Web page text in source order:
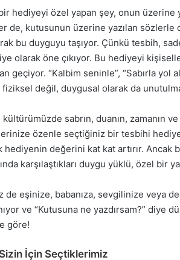
hediyeyi özel yapan şey, onun
de, kutusunun üzerine yazılan sözlerle
bu duyguyu taşıyor. Çünkü tesbih,
olarak öne çıkıyor. Bu hediyeyi
geçiyor. “Kalbim seninle”, “Sabırla
değil, duygusal olarak da
sabrın, duanın, zamanın
özenle seçtiğiniz bir tesbihi
hediyenin değerini kat kat artırır. Ancak
karşılaştıkları duygu yüklü, özel bir
de eşinize, babanıza, sevgilinize veya
ve “Kutusuna ne yazdırsam?” diye
göre!
Sizin İçin Seçtiklerimiz